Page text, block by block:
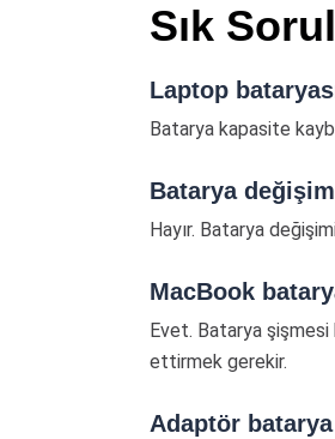
Sık
Laptop
Batarya kapasite
Batarya
Hayır. Batarya
MacBook
Evet. Batarya
ettirmek gerekir.
Adaptör